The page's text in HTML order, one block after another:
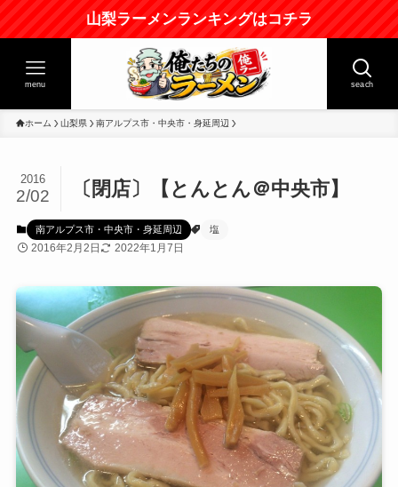
山梨ラーメンランキングはコチラ
seach
menu
ホーム 山梨県 南アルプス市・中央市・身延周辺
〔閉店〕【とんとん＠中央市】
2016
2/02
南アルプス市・中央市・身延周辺 塩
2016年2月2日 2022年1月7日